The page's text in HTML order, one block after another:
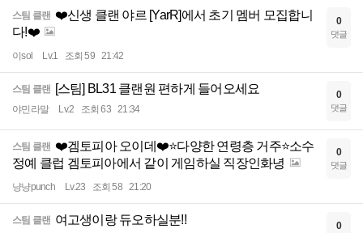
스팀 클랜 ❤️신생 클랜 야르 [YarR]에서 초기 멤버 모집합니
다!❤️
이sol Lv.1 조회 59 21:42
0
댓글
스팀 클랜 [스팀] BL31 클랜원 편하게 들어오세요
야민라말 Lv.2 조회 63 21:34
0
댓글
스팀 클랜 ❤️겜토피아 오이데❤️⭐️다양한 연령층 거주⭐️소수
정예 클럽 겜토피아에서 같이 게임하실 직장인화녕
냥냥punch Lv.23 조회 58 21:20
0
댓글
스팀 클랜 여고생이랑 듀오하실분!! 0